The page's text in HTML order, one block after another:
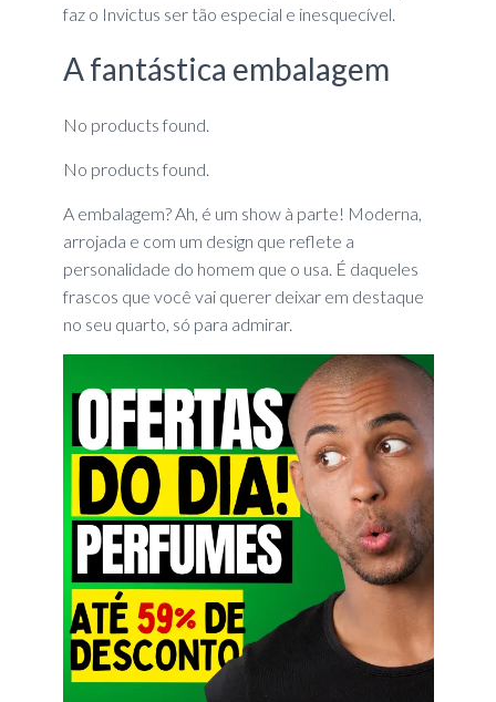
faz o Invictus ser tão especial e inesquecível.
A fantástica embalagem
No products found.
No products found.
A embalagem? Ah, é um show à parte! Moderna,
arrojada e com um design que reflete a
personalidade do homem que o usa. É daqueles
frascos que você vai querer deixar em destaque
no seu quarto, só para admirar.